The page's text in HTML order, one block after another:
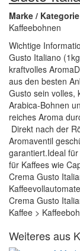
Marke /
Kaffeebohnen
Wichtige
Gusto Italiano
kraftvolles
aus den besten
Gusto sein volles,
Arabica-Bohnen
reiches Aroma
Direkt nach der
Aromaventil
garantiert.Ideal
für Kaffees wie
Crema Gusto
Crema Gusto
Kaffee >
Weiteres aus